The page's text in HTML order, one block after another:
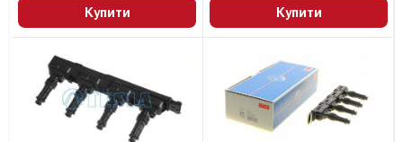
Купити Купити